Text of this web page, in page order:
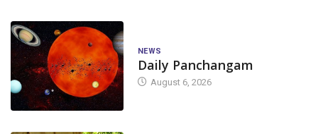
NEWS
Daily Panchangam
August 6, 2026